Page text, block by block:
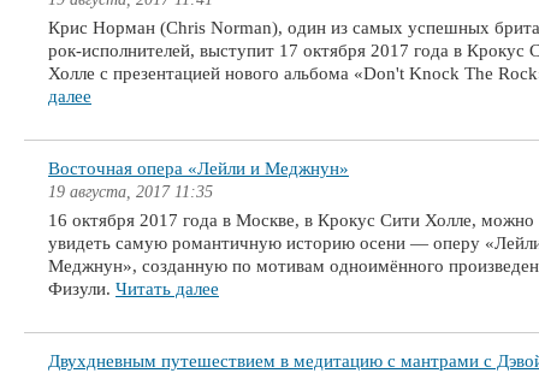
Крис Норман (Chris Norman), один из самых успешных
рок-исполнителей, выступит 17 октября 2017 года в Крокус
Холле с презентацией нового альбома «Don't Knock The
далее
Восточная опера «Лейли и Меджнун»
19 августа, 2017 11:35
16 октября 2017 года в Москве, в Крокус Сити Холле, можно
увидеть самую романтичную историю осени ― оперу
Меджнун», созданную по мотивам одноимённого
Физули. Читать далее
Двухдневным путешествием в медитацию с мантрами с